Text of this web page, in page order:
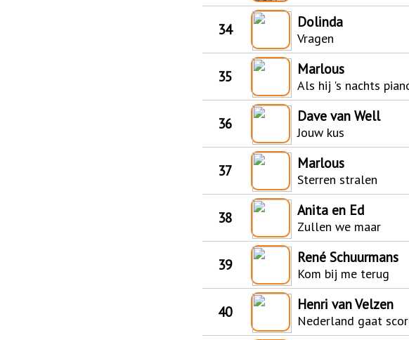
34 Dolinda
Vragen
35 Marlous
Als hij 's nachts
36 Dave van Well
Jouw kus
37 Marlous
Sterren stralen
38 Anita en Ed
Zullen we maar
39 René Schuurmans
Kom bij me terug
40 Henri van Velzen
Nederland gaat